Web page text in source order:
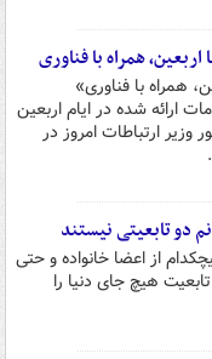
همراه با فناوری
همراه با فناوری»
شده در ایام اربعین
ارتباطات امروز در
دو تابعیتی نیستند
از اعضا خانواده و حتی
هیچ جای دنیا را